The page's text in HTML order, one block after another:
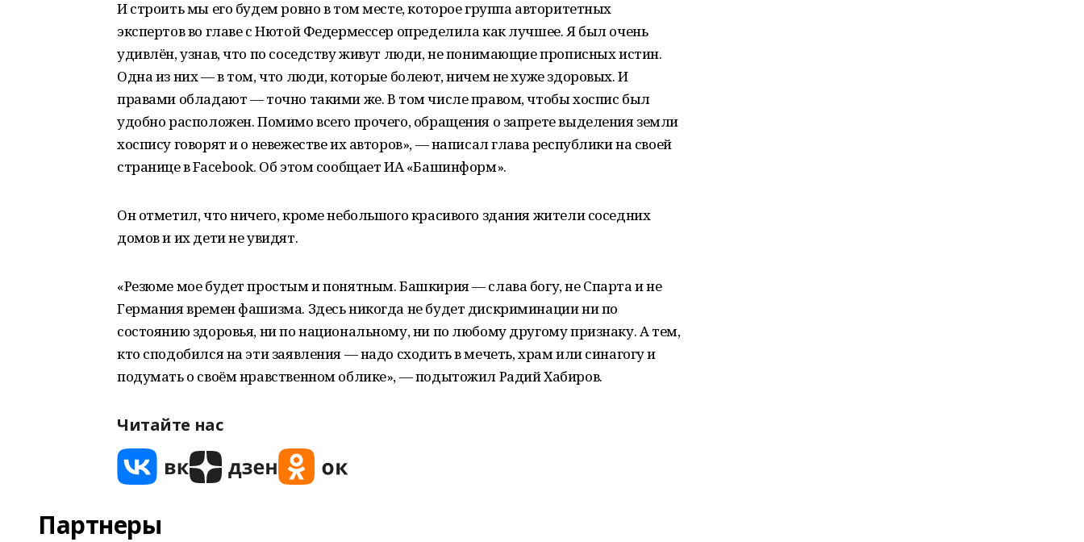
И строить мы его будем ровно в том месте, которое группа авторитетных
экспертов во главе с Нютой Федермессер определила как лучшее. Я был очень
удивлён, узнав, что по соседству живут люди, не понимающие прописных истин.
Одна из них — в том, что люди, которые болеют, ничем не хуже здоровых. И
правами обладают — точно такими же. В том числе правом, чтобы хоспис был
удобно расположен. Помимо всего прочего, обращения о запрете выделения земли
хоспису говорят и о невежестве их авторов», — написал глава республики на своей
странице в Facebook. Об этом сообщает ИА «Башинформ».
Он отметил, что ничего, кроме небольшого красивого здания жители соседних
домов и их дети не увидят.
«Резюме мое будет простым и понятным. Башкирия — слава богу, не Спарта и не
Германия времен фашизма. Здесь никогда не будет дискриминации ни по
состоянию здоровья, ни по национальному, ни по любому другому признаку. А тем,
кто сподобился на эти заявления — надо сходить в мечеть, храм или синагогу и
подумать о своём нравственном облике», — подытожил Радий Хабиров.
Читайте нас
Партнеры